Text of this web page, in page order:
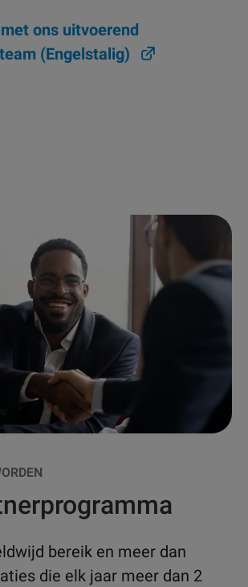
ons uitvoerend
(Engelstalig)
bereik en meer dan
die elk jaar meer dan 2